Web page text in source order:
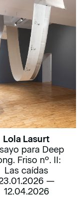
Lola Lasurt
para Deep
Friso nº. II:
Las caídas
—
12.04.2026